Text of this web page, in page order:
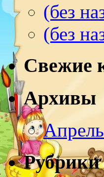
(без
(без
Свежие
Архивы
Рубрики